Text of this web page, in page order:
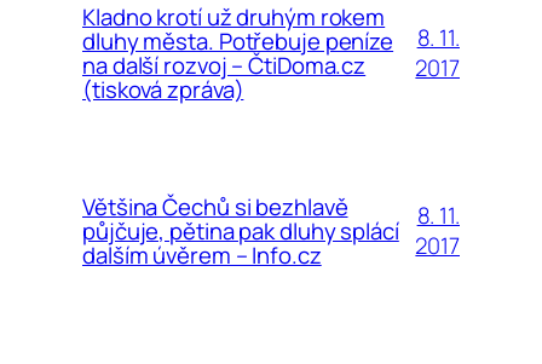
Kladno krotí už druhým rokem
dluhy města. Potřebuje peníze
na další rozvoj – ČtiDoma.cz
(tisková zpráva)
8. 11.
2017
Většina Čechů si bezhlavě
půjčuje, pětina pak dluhy splácí
dalším úvěrem – Info.cz
8. 11.
2017